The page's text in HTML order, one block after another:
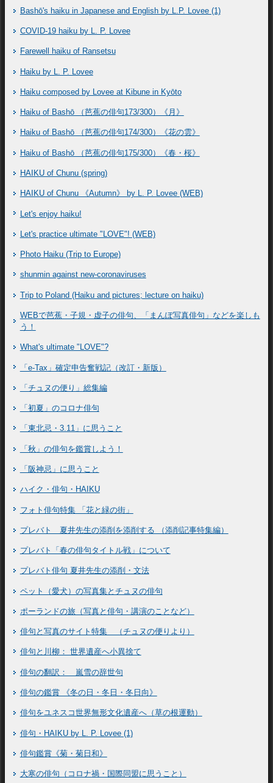
Bashō's haiku in Japanese and English by L.P. Lovee (1)
COVID-19 haiku by L. P. Lovee
Farewell haiku of Ransetsu
Haiku by L. P. Lovee
Haiku composed by Lovee at Kibune in Kyōto
Haiku of Bashō （芭蕉の俳句173/300）《月》
Haiku of Bashō （芭蕉の俳句174/300）《花の雲》
Haiku of Bashō （芭蕉の俳句175/300）《春・桜》
HAIKU of Chunu (spring)
HAIKU of Chunu 《Autumn》 by L. P. Lovee (WEB)
Let's enjoy haiku!
Let's practice ultimate "LOVE"! (WEB)
Photo Haiku (Trip to Europe)
shunmin against new-coronaviruses
Trip to Poland (Haiku and pictures; lecture on haiku)
WEBで芭蕉・子規・虚子の俳句、「まんぽ写真俳句」などを楽しも
う！
What's ultimate "LOVE"?
「e-Tax」確定申告奮戦記（改訂・新版）
「チュヌの便り」総集編
「初夏」のコロナ俳句
「東北忌・3.11」に思うこと
「秋」の俳句を鑑賞しよう！
「阪神忌」に思うこと
ハイク・俳句・HAIKU
フォト俳句特集 「花と緑の街」
プレバト 夏井先生の添削を添削する （添削記事特集編）
プレバト「春の俳句タイトル戦」について
プレバト俳句 夏井先生の添削・文法
ペット（愛犬）の写真集とチュヌの俳句
ポーランドの旅（写真と俳句・講演のことなど）
俳句と写真のサイト特集 （チュヌの便りより）
俳句と川柳： 世界遺産へ小異捨て
俳句の翻訳： 嵐雪の辞世句
俳句の鑑賞 《冬の日・冬日・冬日向》
俳句をユネスコ世界無形文化遺産へ（草の根運動）
俳句・HAIKU by L. P. Lovee (1)
俳句鑑賞《菊・菊日和》
大寒の俳句（コロナ禍・国際同盟に思うこと）